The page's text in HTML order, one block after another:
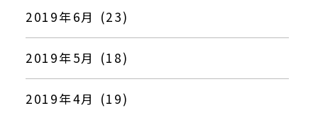
2019年6月 (23)
2019年5月 (18)
2019年4月 (19)